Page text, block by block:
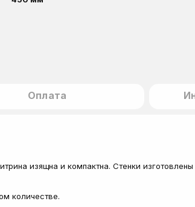
Оплата
изящна и компактна. Стенки
количестве.